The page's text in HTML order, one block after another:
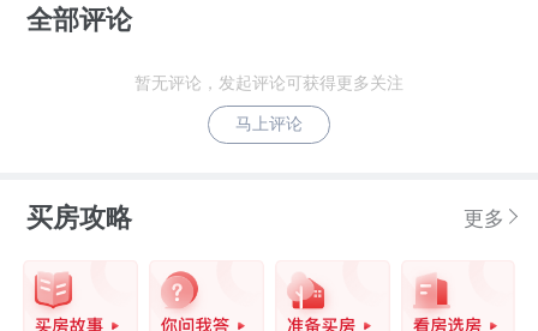
全部评论
暂无评论，发起评论可获得更多关注
马上评论
买房攻略 更多